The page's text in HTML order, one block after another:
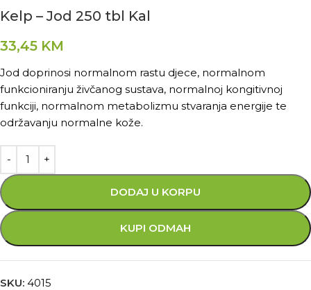
Kelp – Jod 250 tbl Kal
33,45 KM
Jod doprinosi normalnom rastu djece, normalnom
funkcioniranju živčanog sustava, normalnoj kongitivnoj
funkciji, normalnom metabolizmu stvaranja energije te
održavanju normalne kože.
DODAJ U KORPU
KUPI ODMAH
SKU: 4015